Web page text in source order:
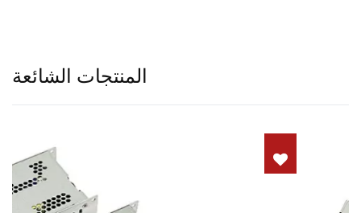
المنتجات الشائعة